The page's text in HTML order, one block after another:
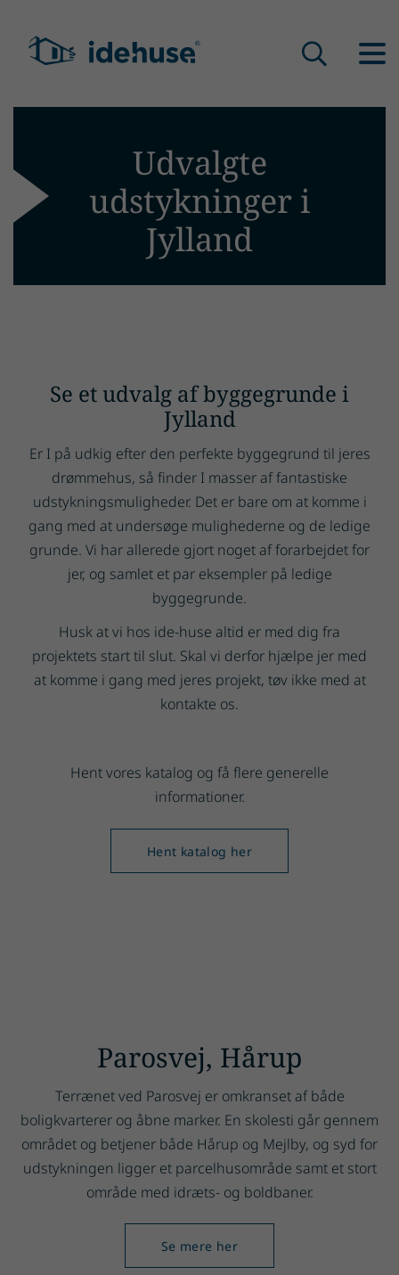
Udvalgte
udstykninger i
Jylland
Se et udvalg af byggegrunde i
Jylland
Er I på udkig efter den perfekte byggegrund til jeres
drømmehus, så finder I masser af fantastiske
udstykningsmuligheder. Det er bare om at komme i
gang med at undersøge mulighederne og de ledige
grunde. Vi har allerede gjort noget af forarbejdet for
jer, og samlet et par eksempler på ledige
byggegrunde.
Husk at vi hos ide-huse altid er med dig fra
projektets start til slut. Skal vi derfor hjælpe jer med
at komme i gang med jeres projekt, tøv ikke med at
kontakte os.
Hent vores katalog og få flere generelle
informationer.
Hent katalog her
Parosvej, Hårup
Terrænet ved Parosvej er omkranset af både
boligkvarterer og åbne marker. En skolesti går gennem
området og betjener både Hårup og Mejlby, og syd for
udstykningen ligger et parcelhusområde samt et stort
område med idræts- og boldbaner.
Se mere her